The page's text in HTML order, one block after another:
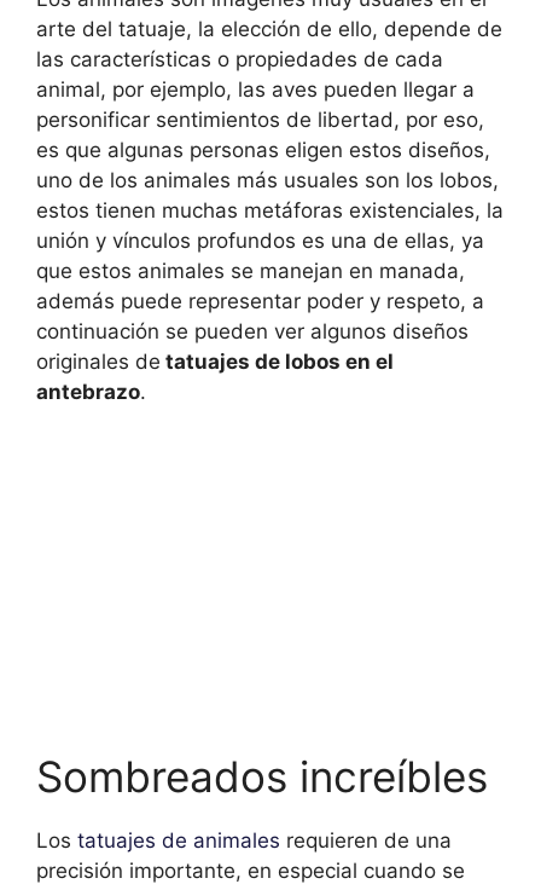
arte del tatuaje, la elección de ello, depende de
las características o propiedades de cada
animal, por ejemplo, las aves pueden llegar a
personificar sentimientos de libertad, por eso,
es que algunas personas eligen estos diseños,
uno de los animales más usuales son los lobos,
estos tienen muchas metáforas existenciales, la
unión y vínculos profundos es una de ellas, ya
que estos animales se manejan en manada,
además puede representar poder y respeto, a
continuación se pueden ver algunos diseños
originales de tatuajes de lobos en el
antebrazo.
Sombreados increíbles
Los tatuajes de animales requieren de una
precisión importante, en especial cuando se